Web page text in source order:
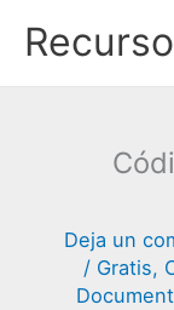
contenido
Deja un
/ Gratis,